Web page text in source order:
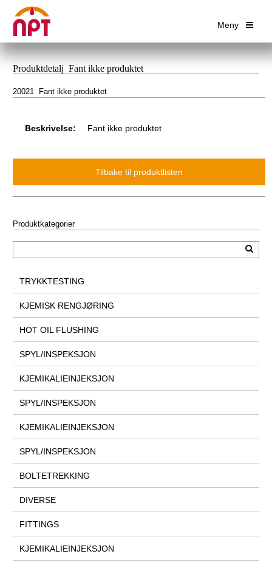
Meny
Produktdetalj Fant ikke produktet
20021 Fant ikke produktet
Beskrivelse: Fant ikke produktet
Produktkategorier
TRYKKTESTING
KJEMISK RENGJØRING
HOT OIL FLUSHING
SPYL/INSPEKSJON
KJEMIKALIEINJEKSJON
SPYL/INSPEKSJON
KJEMIKALIEINJEKSJON
SPYL/INSPEKSJON
BOLTETREKKING
DIVERSE
FITTINGS
KJEMIKALIEINJEKSJON